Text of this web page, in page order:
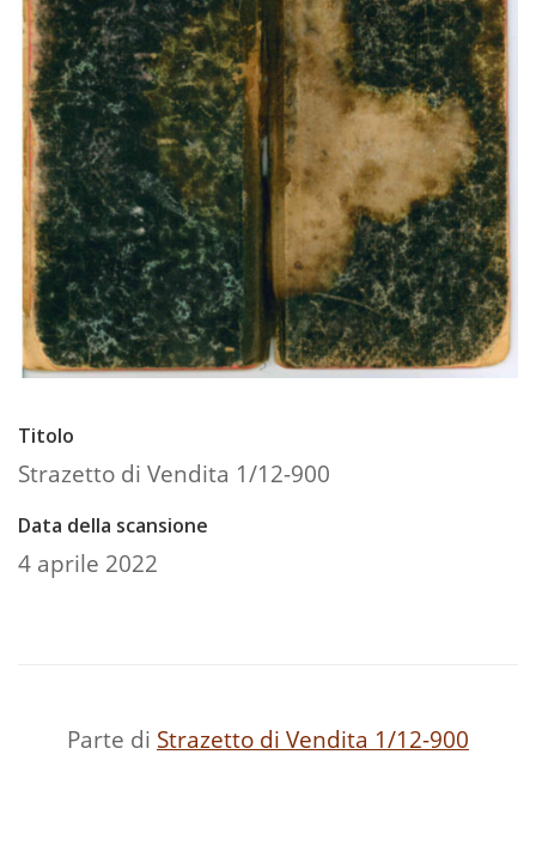
Titolo
Strazetto di Vendita 1/12-900
Data della scansione
4 aprile 2022
Parte di Strazetto di Vendita 1/12-900